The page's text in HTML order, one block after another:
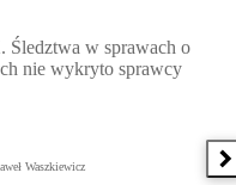
w sprawach o
w sprawach o
nie wykryto sprawcy
Waszkiewicz